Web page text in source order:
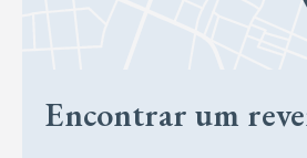
Encontrar um